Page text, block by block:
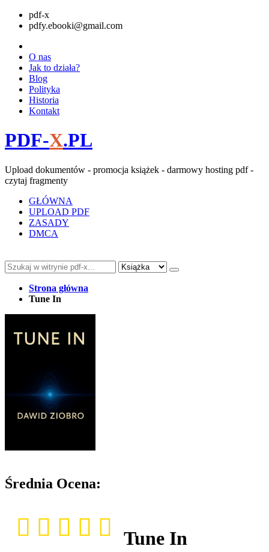
pdf-x
pdfy.ebooki@gmail.com
O nas
Jak to działa?
Blog
Polityka
Historia
Kontakt
PDF-X.PL
Upload dokumentów - promocja książek - darmowy hosting pdf -
czytaj fragmenty
GŁÓWNA
UPLOAD PDF
ZASADY
DMCA
Strona główna
Tune In
Średnia Ocena:
Tune In